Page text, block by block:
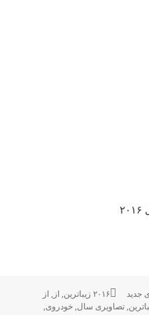
جدید برچسب‌ها
۲۰۱۶ زیباترین ,از,از
,تصاویری سال,خودروی,